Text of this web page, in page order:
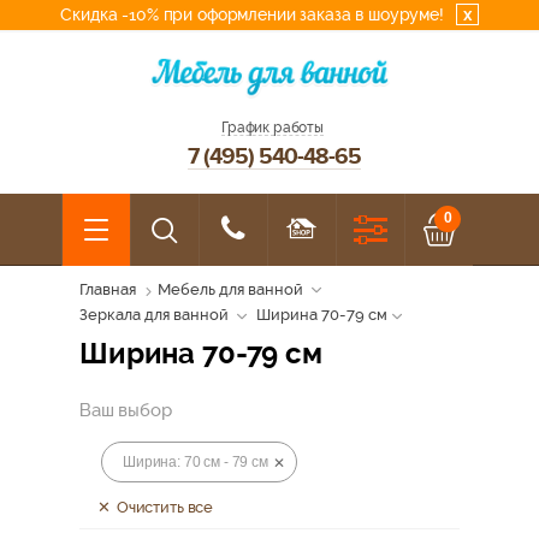
Скидка -10% при оформлении заказа в шоуруме! x
График работы
7 (495) 540-48-65
0
Главная
Мебель для ванной
Зеркала для ванной
Ширина 70-79 см
Ширина 70-79 см
Ваш выбор
Ширина: 70 см - 79 см
Очистить все